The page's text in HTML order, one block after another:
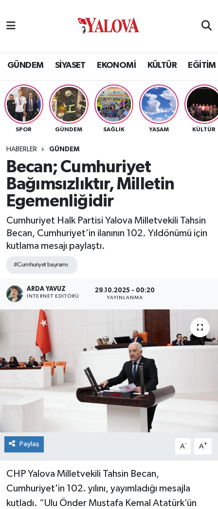
GÜNDEM SİYASET EKONOMİ KÜLTÜR EĞİTİM
SPOR GÜNDEM SAĞLIK YAŞAM KÜLTÜR
HABERLER GÜNDEM
Becan; Cumhuriyet
Bağımsızlıktır, Milletin
Egemenliğidir
Cumhuriyet Halk Partisi Yalova Milletvekili Tahsin
Becan, Cumhuriyet’in ilanının 102. Yıldönümü için
kutlama mesajı paylaştı.
#Cumhuriyet bayramı
ARDA YAVUZ
İNTERNET EDITÖRÜ
29.10.2025 - 00:20
YAYINLANMA
Paylaş A- A+
CHP Yalova Milletvekili Tahsin Becan,
Cumhuriyet'in 102. yılını, yayımladığı mesajla
kutladı. “Ulu Önder Mustafa Kemal Atatürk’ün
SİYASET
EKONOMİ
KÜLTÜR
BİLİM VE TEKNOLOJİ
ASAYİŞ
SPOR
ULUSAL
İLÇELERİMİZ
RESMİ İLAN
Yalova Nöbetçi Eczaneler
Yalova Hava Durumu
Yalova Namaz Vakitleri
Yalova Trafik Yoğunluk Haritası
Tüm Manşetler
Son Dakika Haberleri